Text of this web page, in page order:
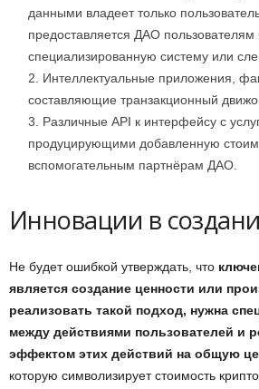
данными владеет только
предоставляется ДАО пользователям
специализированную систему или
Интеллектуальные приложения,
составляющие транзакционный
Различные API к интерфейсу с
продуцирующими добавленную
вспомогательным партнёрам ДАО.
Инновации в
Не будет ошибкой утверждать, что
является создание ценности или
реализовать такой подход, нужна
между действиями пользователей и
эффектом этих действий на общую
которую символизирует стоимость